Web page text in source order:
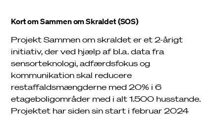
Kort om Sammen om Skraldet (SOS)
Projekt Sammen om skraldet er et 2-årigt
initiativ, der ved hjælp af bl.a. data fra
sensorteknologi, adfærdsfokus og
kommunikation skal reducere
restaffaldsmængderne med 20% i 6
etageboligområder med i alt 1.500 husstande.
Projektet har siden sin start i februar 2024